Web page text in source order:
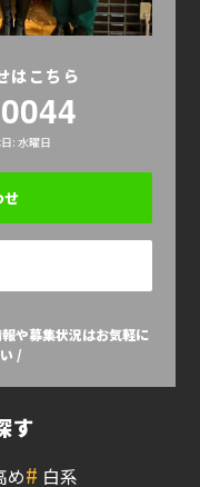
はこちら
: 水曜日
や募集状況はお気軽に
/
す
め# 白系